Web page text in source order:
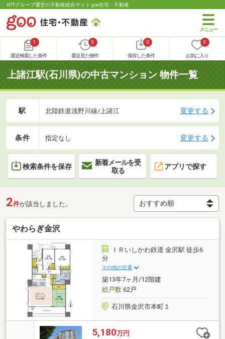
NTTグループ運営の不動産総合サイト goo住宅・不動産
1
最近検索した条件
0
最近見た物件
0
保存した条件
0
お気に入り
上諸江駅(石川県)の中古マンション 物件一覧
駅 北陸鉄道浅野川線/上諸江 変更する
条件 指定なし 変更する
検索条件を保存
新着メールを受
取る
アプリで探す
2件が該当しました。
やわらぎ金沢
ＩＲいしかわ鉄道 金沢駅 徒歩6
分
その他の交通
築13年7ヶ月/12階建
総戸数62戸
石川県金沢市本町１
5,180万円